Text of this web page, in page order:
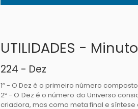
UTILIDADES -
224 - Dez
1º - O Dez é o primeiro número
2º - O Dez é o número do Universo
criadora, mas como meta final e síntese